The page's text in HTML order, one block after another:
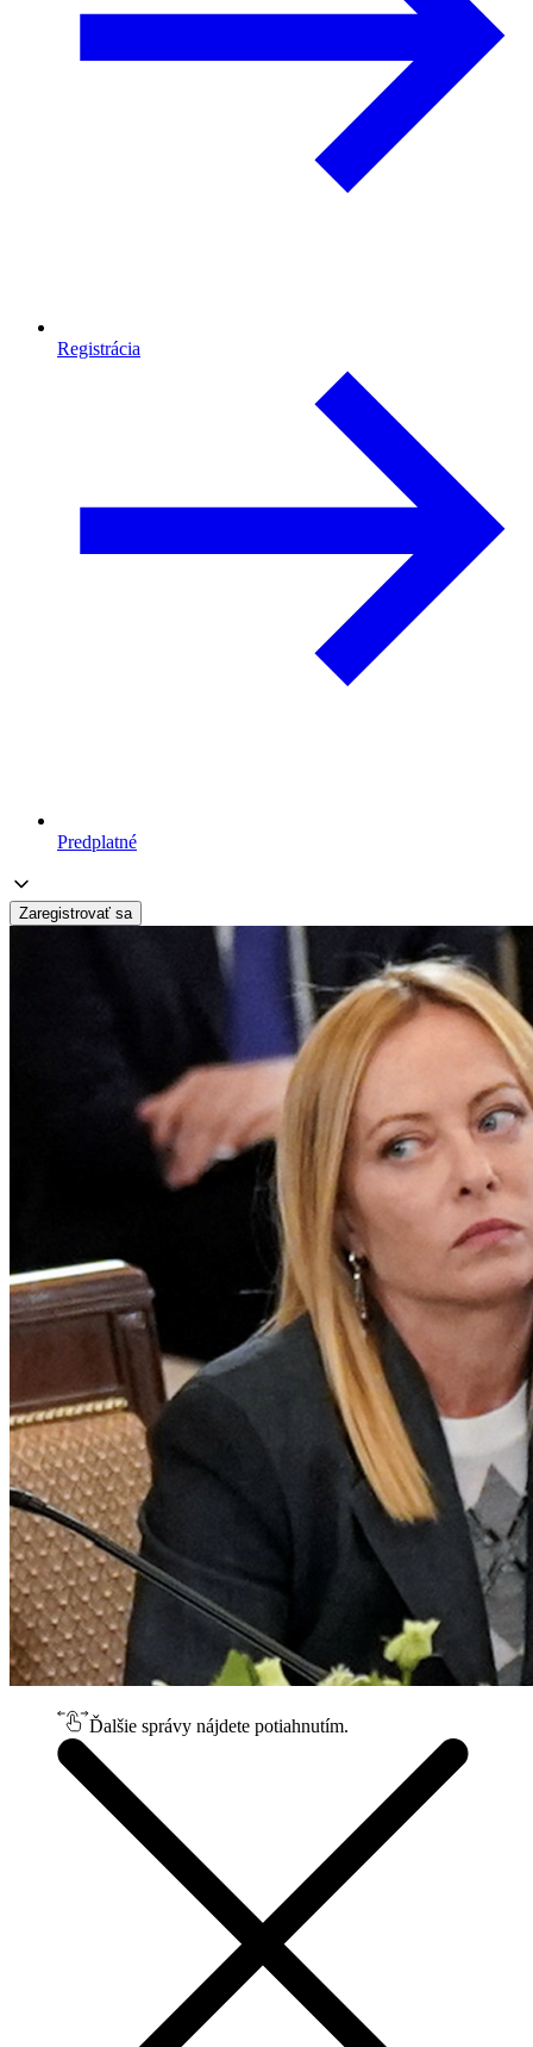
Registrácia
Predplatné
Zaregistrovať sa
Ďalšie správy nájdete potiahnutím.